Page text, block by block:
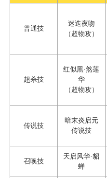
普通技
迷迭夜吻
（超物攻）
超杀技
红似黑·煞莲
华
（超物攻）
传说技
暗末炎启元
传说技
召唤技
天启风华·貂
蝉